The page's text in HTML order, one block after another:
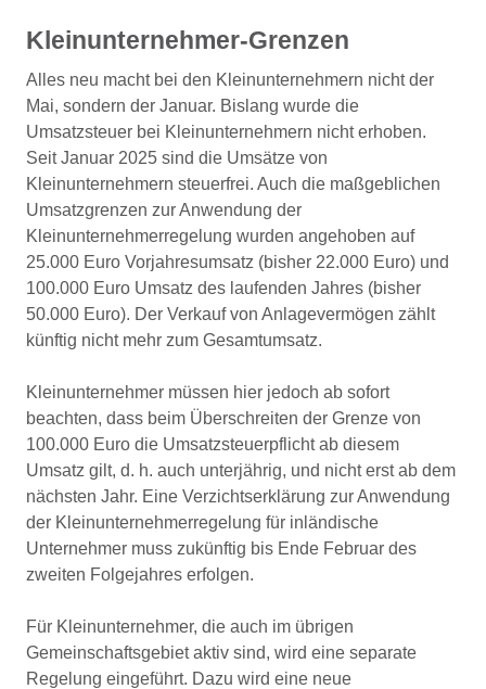
Kleinunternehmer-Grenzen
Alles neu macht bei den Kleinunternehmern nicht der
Mai, sondern der Januar. Bislang wurde die
Umsatzsteuer bei Kleinunternehmern nicht erhoben.
Seit Januar 2025 sind die Umsätze von
Kleinunternehmern steuerfrei. Auch die maßgeblichen
Umsatzgrenzen zur Anwendung der
Kleinunternehmerregelung wurden angehoben auf
25.000 Euro Vorjahresumsatz (bisher 22.000 Euro) und
100.000 Euro Umsatz des laufenden Jahres (bisher
50.000 Euro). Der Verkauf von Anlagevermögen zählt
künftig nicht mehr zum Gesamtumsatz.
Kleinunternehmer müssen hier jedoch ab sofort
beachten, dass beim Überschreiten der Grenze von
100.000 Euro die Umsatzsteuerpflicht ab diesem
Umsatz gilt, d. h. auch unterjährig, und nicht erst ab dem
nächsten Jahr. Eine Verzichtserklärung zur Anwendung
der Kleinunternehmerregelung für inländische
Unternehmer muss zukünftig bis Ende Februar des
zweiten Folgejahres erfolgen.
Für Kleinunternehmer, die auch im übrigen
Gemeinschaftsgebiet aktiv sind, wird eine separate
Regelung eingeführt. Dazu wird eine neue